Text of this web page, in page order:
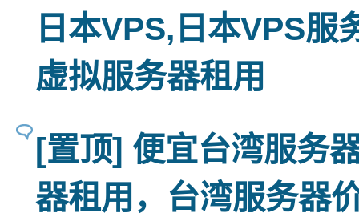
日本VPS,日本VPS服
虚拟服务器租用
[置顶] 便宜台湾服务
器租用，台湾服务器